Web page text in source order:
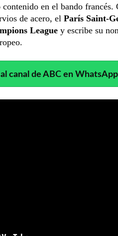
en el bando francés.
de acero, el París Saint-
League y escribe su
canal de ABC en WhatsApp